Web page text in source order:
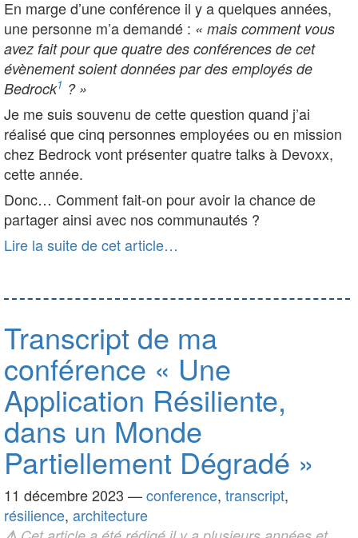
En marge d’une conférence il y a quelques années,
une personne m’a demandé : « mais comment vous
avez fait pour que quatre des conférences de cet
évènement soient données par des employés de
Bedrock1 ? »
Je me suis souvenu de cette question quand j’ai
réalisé que cinq personnes employées ou en mission
chez Bedrock vont présenter quatre talks à Devoxx,
cette année.
Donc… Comment fait-on pour avoir la chance de
partager ainsi avec nos communautés ?
Lire la suite de cet article…
Transcript de ma
conférence « Une
Application Résiliente,
dans un Monde
Partiellement Dégradé »
11 décembre 2023 —conference, transcript,
résilience, architecture